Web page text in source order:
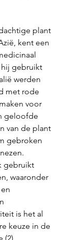
plant
kent een
gebruikt
werden
met rode
voor
geloofde
van de plant
gebroken
gebruikt
waaronder
is het al
keuze in de